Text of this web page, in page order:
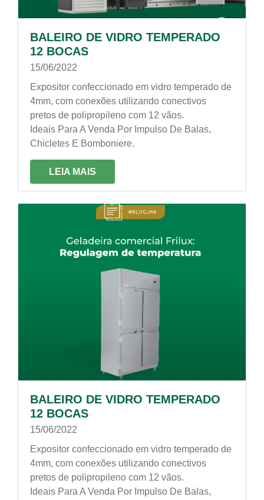
BALEIRO DE VIDRO TEMPERADO
12 BOCAS
15/06/2022
Expositor confeccionado em vidro temperado de
4mm, com conexões utilizando conectivos
pretos de polipropileno com 12 vãos.
Ideais Para A Venda Por Impulso De Balas,
Chicletes E Bomboniere.
LEIA MAIS
BALEIRO DE VIDRO TEMPERADO
12 BOCAS
15/06/2022
Expositor confeccionado em vidro temperado de
4mm, com conexões utilizando conectivos
pretos de polipropileno com 12 vãos.
Ideais Para A Venda Por Impulso De Balas,